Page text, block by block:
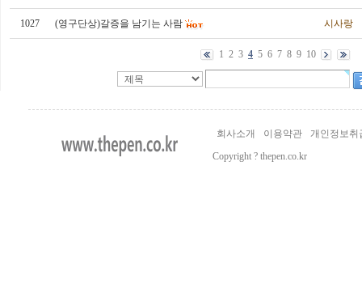
1027 (영구단상)갈증을 남기는 사람 시사랑
1 2 3 4 5 6 7 8 9 10
회사소개 이용약관
개인정보취
Copyright ? thepen.co.kr